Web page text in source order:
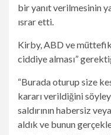
bir yanıt verilmesinin
ısrar etti.
Kirby, ABD ve
ciddiye alması”
“Burada oturup size
kararı verildiğini
saldırının habersiz
aldık ve bunun